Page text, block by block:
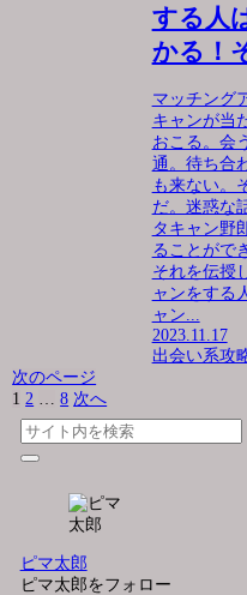
する人
かる！
マッチング
キャンが当
おこる。会
通。待ち合
も来ない。
だ。迷惑な
タキャン野
ることがで
それを伝授
ャンをする
ャン...
2023.11.17
出会い系攻
次のページ
1 2 … 8 次へ
ピマ太郎
ピマ太郎をフォロー